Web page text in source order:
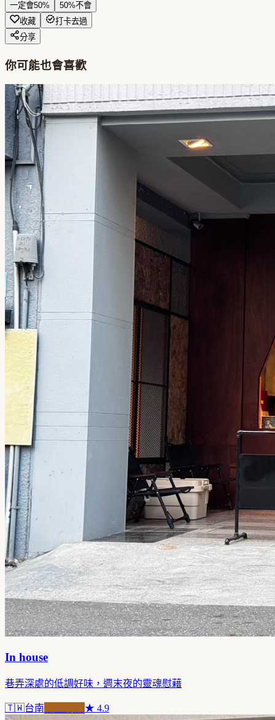
一定會50% 50%不會
收藏
打卡去過
分享
你可能也會喜歡
In house
巷弄深處的低調好味，週末夜的靈魂慰藉
🇹🇼台南 ★ 4.9